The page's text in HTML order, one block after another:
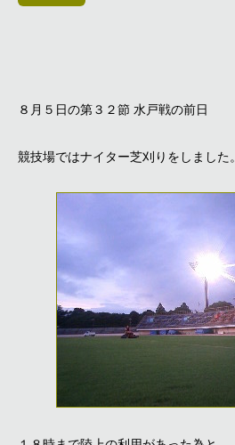
８月５日の第３２節 水戸戦の前日
競技場ではナイター芝刈りをしました。